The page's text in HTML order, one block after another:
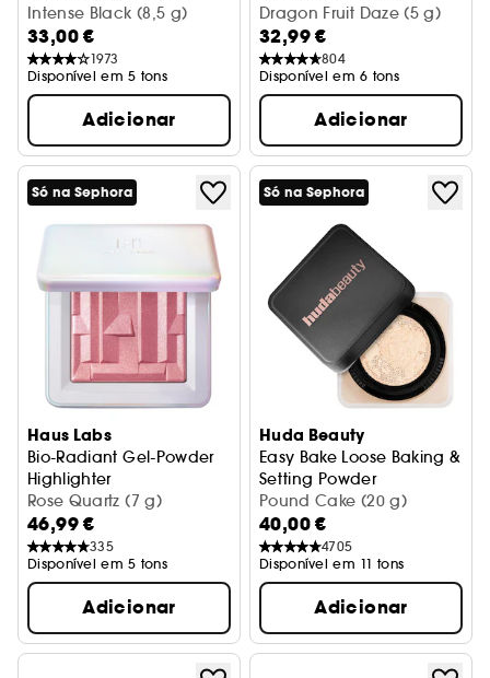
Intense Black (8,5 g)
33,00 €
1973
Disponível em 5 tons
Adicionar
Fermented Arnica
Blush em pó
Dragon Fruit Daze (5 g)
32,99 €
804
Disponível em 6 tons
Adicionar
Só na Sephora
Haus Labs
Bio-Radiant Gel-Powder
Highlighter
Iluminador em pó
Rose Quartz (7 g)
46,99 €
335
Disponível em 5 tons
Adicionar
Só na Sephora
Huda Beauty
Easy Bake Loose Baking &
Setting Powder
Pó solto
Pound Cake (20 g)
40,00 €
4705
Disponível em 11 tons
Adicionar